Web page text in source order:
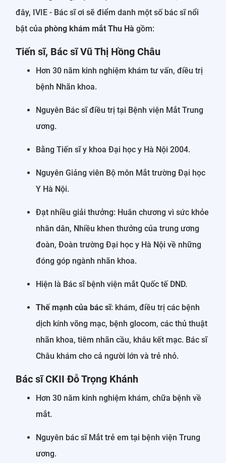
đây, IVIE - Bác sĩ ơi sẽ điểm danh một số bác sĩ nổi
bật của phòng khám mắt Thu Hà gồm:
Tiến sĩ, Bác sĩ Vũ Thị Hồng Châu
Hơn 30 năm kinh nghiệm khám tư vấn, điều trị
bệnh Nhãn khoa.
Nguyên Bác sĩ điều trị tại Bệnh viện Mắt Trung
ương.
Bằng Tiến sĩ y khoa Đại học y Hà Nội 2004.
Nguyên Giảng viên Bộ môn Mắt trường Đại học
Y Hà Nội.
Đạt nhiều giải thưởng: Huân chương vì sức khỏe
nhân dân, Nhiều khen thưởng của trung ương
đoàn, Đoàn trường Đại học y Hà Nội về những
đóng góp ngành nhãn khoa.
Hiện là Bác sĩ bệnh viện mắt Quốc tế DND.
Thế mạnh của bác sĩ: khám, điều trị các bệnh
dịch kính võng mạc, bệnh glocom, các thủ thuật
nhãn khoa, tiêm nhãn cầu, khâu kết mạc. Bác sĩ
Châu khám cho cả người lớn và trẻ nhỏ.
Bác sĩ CKII Đỗ Trọng Khánh
Hơn 30 năm kinh nghiệm khám, chữa bệnh về
mắt.
Nguyên bác sĩ Mắt trẻ em tại bệnh viện Trung
ương.